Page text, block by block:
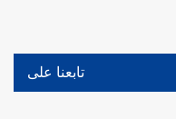
تابعنا على